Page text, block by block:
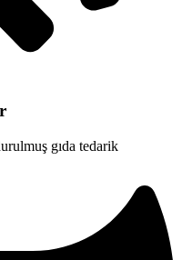
gıda tedarik